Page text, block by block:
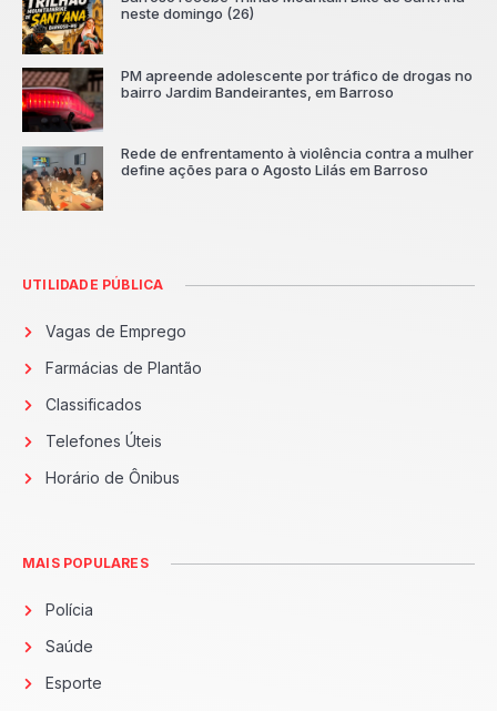
neste domingo (26)
PM apreende adolescente por tráfico de drogas no
bairro Jardim Bandeirantes, em Barroso
Rede de enfrentamento à violência contra a mulher
define ações para o Agosto Lilás em Barroso
UTILIDADE PÚBLICA
Vagas de Emprego
Farmácias de Plantão
Classificados
Telefones Úteis
Horário de Ônibus
MAIS POPULARES
Polícia
Saúde
Esporte